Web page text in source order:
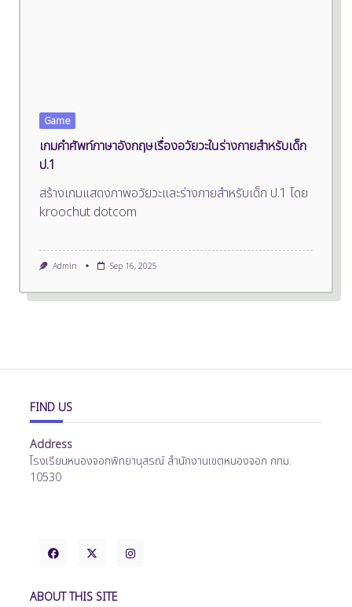
Game
เกมคำศัพท์ภาษาอังกฤษเรื่องอวัยวะในร่างกายสำหรับเด็ก
ป.1
สร้างเกมแสดงภาพอวัยวะและร่างกายสำหรับเด็ก ป.1 โดย
kroochut dotcom
Admin Sep 16, 2025
FIND US
Address
โรงเรียนหนองจอกพิทยานุสรณ์ สำนักงานเขตหนองจอก กทม.
10530
ABOUT THIS SITE